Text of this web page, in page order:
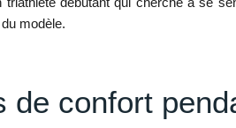
modèle.
confort